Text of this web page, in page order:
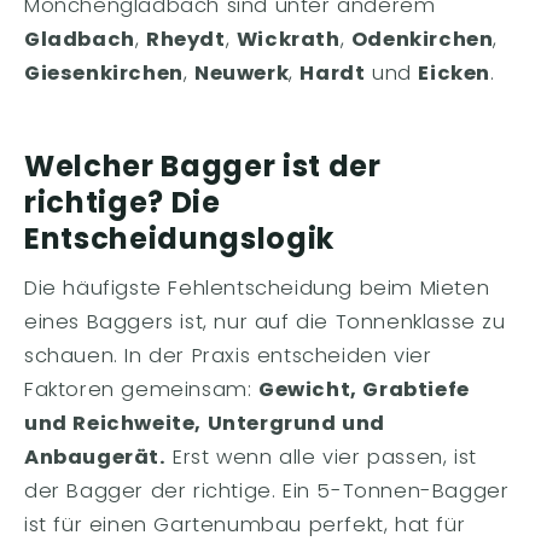
Gladbach, Rheydt, Wickrath, Odenkirchen,
Giesenkirchen, Neuwerk, Hardt und Eicken.
Welcher Bagger ist der
richtige? Die
Entscheidungslogik
Die häufigste Fehlentscheidung beim Mieten
eines Baggers ist, nur auf die Tonnenklasse zu
schauen. In der Praxis entscheiden vier
Faktoren gemeinsam: Gewicht, Grabtiefe
und Reichweite, Untergrund und
Anbaugerät. Erst wenn alle vier passen, ist
der Bagger der richtige. Ein 5-Tonnen-Bagger
ist für einen Gartenumbau perfekt, hat für